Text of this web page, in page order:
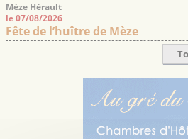
Mèze Hérault
le 07/08/2026
Fête de l’huître de Mèze